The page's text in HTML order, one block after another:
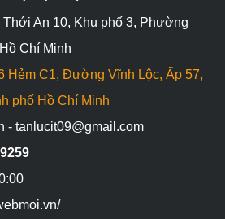
An 10, Khu phố 3, Phường
Chí Minh
Hẻm C1, Đường Vĩnh Lộc, Ấp 57,
phố Hồ Chí Minh
- tanlucit09@gmail.com